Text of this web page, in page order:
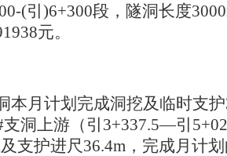
(引)6+300段，隧洞长度
元。
本月计划完成洞挖及临时支
洞上游（引3+337.5—引
支护进尺36.4m，完成月计